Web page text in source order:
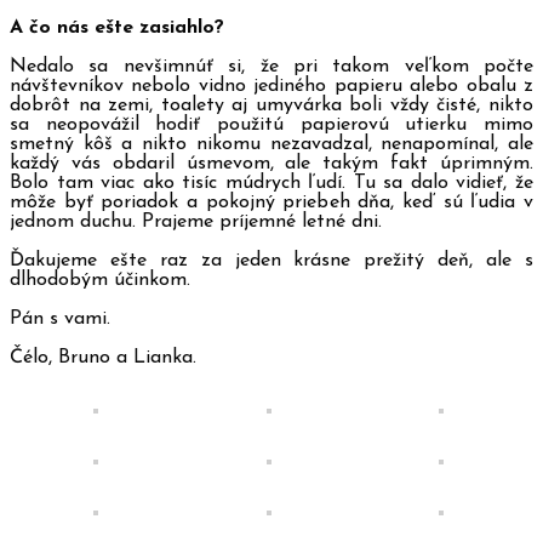
A čo nás ešte zasiahlo?
Nedalo sa nevšimnúť si, že pri takom veľkom počte
návštevníkov nebolo vidno jediného papieru alebo obalu z
dobrôt na zemi, toalety aj umyvárka boli vždy čisté, nikto
sa neopovážil hodiť použitú papierovú utierku mimo
smetný kôš a nikto nikomu nezavadzal, nenapomínal, ale
každý vás obdaril úsmevom, ale takým fakt úprimným.
Bolo tam viac ako tisíc múdrych ľudí. Tu sa dalo vidieť, že
môže byť poriadok a pokojný priebeh dňa, keď sú ľudia v
jednom duchu. Prajeme príjemné letné dni.
Ďakujeme ešte raz za jeden krásne prežitý deň, ale s
dlhodobým účinkom.
Pán s vami.
Čélo, Bruno a Lianka.